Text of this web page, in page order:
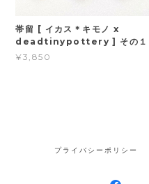
帯留 [ イカス＊キモノ x
deadtinypottery ] その１
¥3,850
プライバシーポリシー